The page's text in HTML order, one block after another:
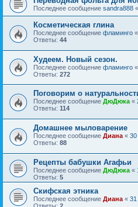
Последнее сообщение sandra888 «
Косметическая глина
Последнее сообщение фламинго «
Ответы: 44
Худеем. Новый сезон.
Последнее сообщение фламинго «
Ответы: 272
Поговорим о
Последнее сообщение ДюДюка«
Ответы: 114
Домашнее мыловарение
Последнее сообщение Диана « 30
Ответы: 88
Рецепты бабушки Агафьи
Последнее сообщение ДюДюка «
Ответы: 5
Скифская этника
Последнее сообщение Диана « 31